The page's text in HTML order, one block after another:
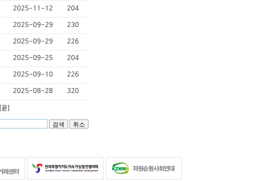
2025-11-12 204
2025-09-29 230
2025-09-29 226
2025-09-25 204
2025-09-10 226
2025-08-28 320
[끝]